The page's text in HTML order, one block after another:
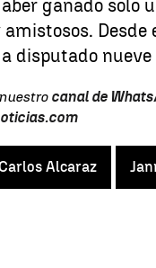
ganado solo
amistosos. Desde
disputado
canal de
Alcaraz